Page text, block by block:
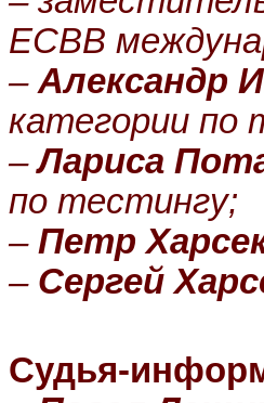
ЕСВВ
–Александр
категории по
–Лариса
по тестингу;
– Петр
– Сергей
Судья-